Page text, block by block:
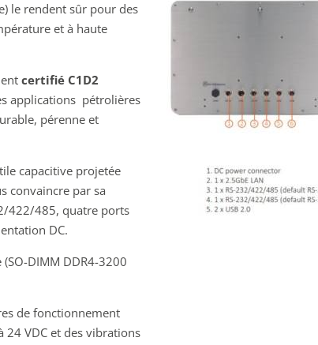
le rendent sûr pour des
et à haute
certifié C1D2
applications pétrolières
pérenne et
capacitive projetée
convaincre par sa
422/485, quatre ports
DC.
(SO-DIMM DDR4-3200
de fonctionnement
24 VDC et des vibrations